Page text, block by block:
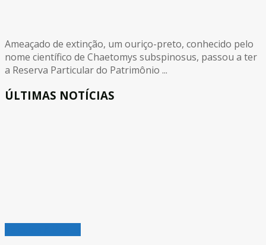
Ameaçado de extinção, um ouriço-preto, conhecido pelo
nome científico de Chaetomys subspinosus, passou a ter
a Reserva Particular do Patrimônio ...
ÚLTIMAS NOTÍCIAS